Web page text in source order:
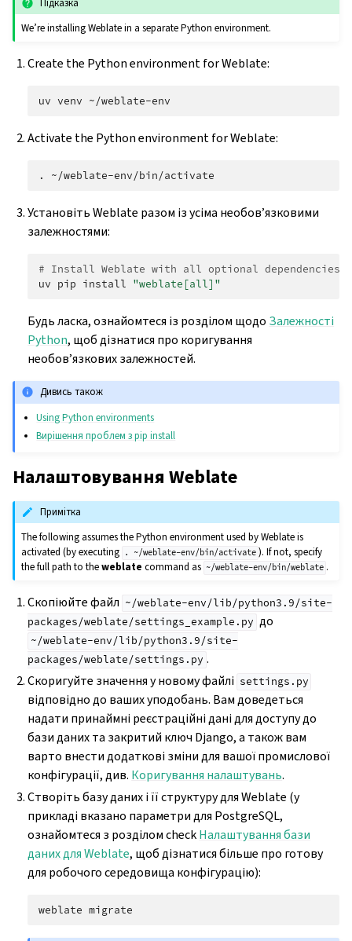
We’re installing Weblate in a separate Python environment.
Create the Python environment for Weblate:
uv venv
Activate the Python environment for Weblate:
.
Установіть Weblate разом із усіма необов’язковими
залежностями:
# Install Weblate with all optional dependencies
uv pip install "weblate[all]"
Будь ласка, ознайомтеся із розділом щодо Залежності
Python, щоб дізнатися про коригування
необов’язкових залежностей.
Дивись також
Using Python environments
Вирішення проблем з pip install
Налаштовування Weblate
Примітка
The following assumes the Python environment used by Weblate is
activated (by executing
. ~/weblate-env/bin/activate ). If not, specify
the full path to theweblate command as ~/weblate-env/bin/weblate .
Скопіюйте файл ~/weblate-env/lib/python3.9/site-
packages/weblate/settings_example.py до
~/weblate-env/lib/python3.9/site-
packages/weblate/settings.py .
Скоригуйте значення у новому файлі settings.py
відповідно до ваших уподобань. Вам доведеться
надати принаймні реєстраційні дані для доступу до
бази даних та закритий ключ Django, а також вам
варто внести додаткові зміни для вашої промислової
конфігурації, див. Коригування налаштувань.
Створіть базу даних і її структуру для Weblate (у
прикладі вказано параметри для PostgreSQL,
ознайомтеся з розділом checkНалаштування бази
даних для Weblate, щоб дізнатися більше про готову
для робочого середовища конфігурацію):
weblate